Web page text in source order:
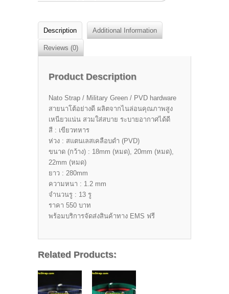
Description Additional Information
Reviews (0)
Product Description
Nato Strap / Military Green / PVD hardware
สายนาโต้อย่างดี ผลิตจากไนล่อนคุณภาพสูง
เหนียวแน่น สวมใส่สบาย ระบายอากาศได้ดี
สี : เขียวทหาร
ห่วง : สแตนเลสเคลือบดำ (PVD)
ขนาด (กว้าง) : 18mm (หมด), 20mm (หมด),
22mm (หมด)
ยาว : 280mm
ความหนา : 1.2 mm
จำนวนรู : 13 รู
ราคา 550 บาท
พร้อมบริการจัดส่งสินค้าทาง EMS ฟรี
Related Products: